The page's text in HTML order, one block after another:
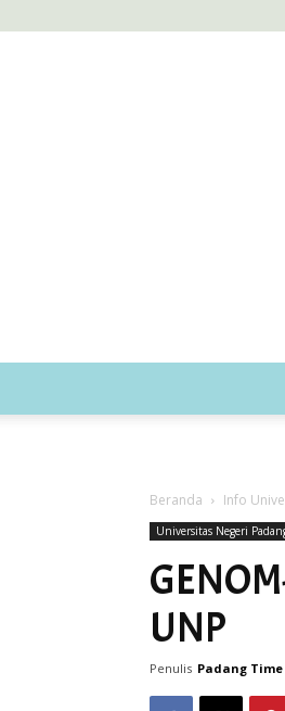
Beranda Info
Universitas Negeri
UNP
Penulis Padang Time